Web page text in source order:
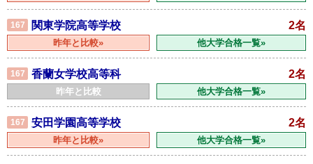
167 関東学院高等学校 2名
昨年と比較» 他大学合格一覧»
167 香蘭女学校高等科 2名
昨年と比較 他大学合格一覧»
167 安田学園高等学校 2名
昨年と比較» 他大学合格一覧»